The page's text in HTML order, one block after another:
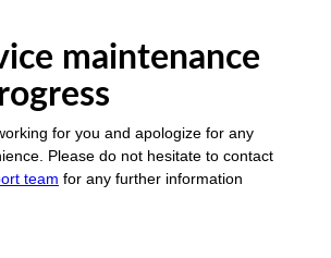
maintenance
for you and apologize for any
Please do not hesitate to contact
team for any further information